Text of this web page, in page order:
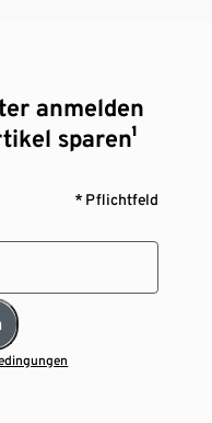
anmelden
sparen¹
* Pflichtfeld